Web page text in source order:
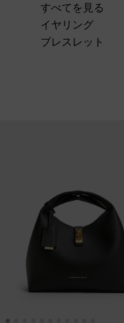
すべてを見る
イヤリング
ブレスレット